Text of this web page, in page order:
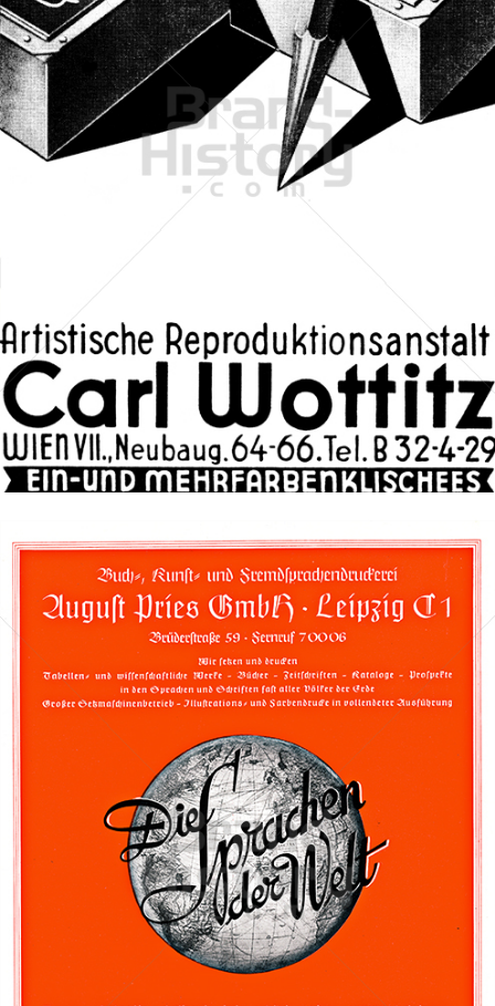
Carl Wottitz, WIEN Carl Wottitz, WIEN
Bild-ID: 67697
August Pries GmbH, Leipzig
August Pries GmbH, Leipzig
1938